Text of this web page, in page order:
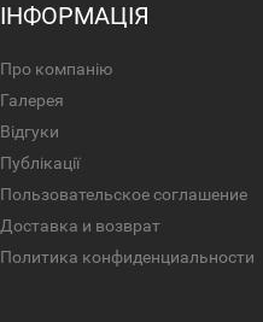
ІНФОРМАЦІЯ
Про компанію
Галерея
Відгуки
Публікації
Пользовательское соглашение
Доставка и возврат
Политика конфиденциальности